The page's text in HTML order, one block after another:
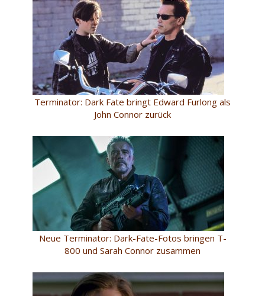
Terminator: Dark Fate bringt Edward Furlong als
John Connor zurück
Neue Terminator: Dark-Fate-Fotos bringen T-
800 und Sarah Connor zusammen